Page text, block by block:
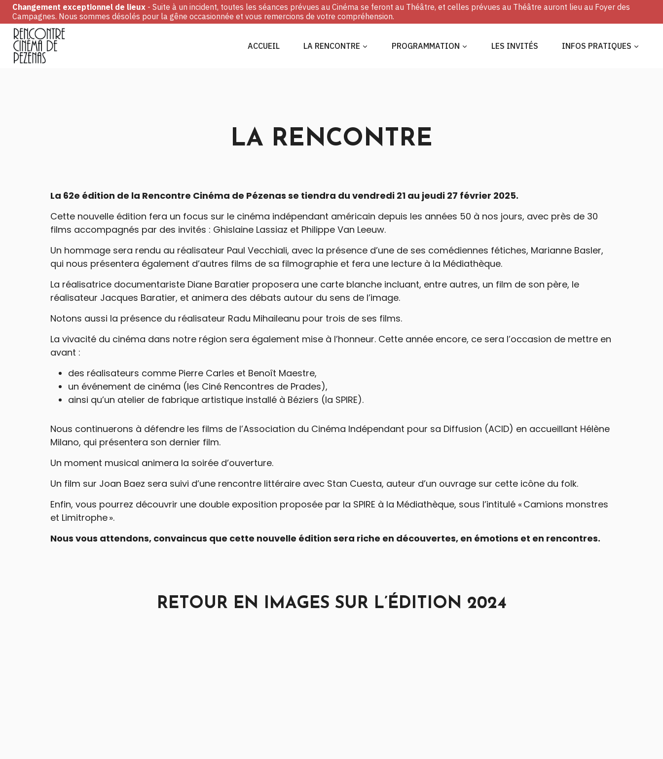
Changement exceptionnel de lieux - Suite à un incident, toutes les séances prévues au Cinéma se feront au Théâtre, et celles prévues au Théâtre auront lieu au Foyer des
Campagnes. Nous sommes désolés pour la gêne occasionnée et vous remercions de votre compréhension.
ACCUEIL LA RENCONTRE PROGRAMMATION LES INVITÉS INFOS PRATIQUES
LA RENCONTRE
La 62e édition de la Rencontre Cinéma de Pézenas se tiendra du vendredi 21 au jeudi 27 février 2025.
Cette nouvelle édition fera un focus sur le cinéma indépendant américain depuis les années 50 à nos jours, avec près de 30
films accompagnés par des invités : Ghislaine Lassiaz et Philippe Van Leeuw.
Un hommage sera rendu au réalisateur Paul Vecchiali, avec la présence d’une de ses comédiennes fétiches, Marianne Basler,
qui nous présentera également d’autres films de sa filmographie et fera une lecture à la Médiathèque.
La réalisatrice documentariste Diane Baratier proposera une carte blanche incluant, entre autres, un film de son père, le
réalisateur Jacques Baratier, et animera des débats autour du sens de l’image.
Notons aussi la présence du réalisateur Radu Mihaileanu pour trois de ses films.
La vivacité du cinéma dans notre région sera également mise à l’honneur. Cette année encore, ce sera l’occasion de mettre en
avant :
des réalisateurs comme Pierre Carles et Benoît Maestre,
un événement de cinéma (les Ciné Rencontres de Prades),
ainsi qu’un atelier de fabrique artistique installé à Béziers (la SPIRE).
Nous continuerons à défendre les films de l’Association du Cinéma Indépendant pour sa Diffusion (ACID) en accueillant Hélène
Milano, qui présentera son dernier film.
Un moment musical animera la soirée d’ouverture.
Un film sur Joan Baez sera suivi d’une rencontre littéraire avec Stan Cuesta, auteur d’un ouvrage sur cette icône du folk.
Enfin, vous pourrez découvrir une double exposition proposée par la SPIRE à la Médiathèque, sous l’intitulé « Camions monstres
et Limitrophe ».
Nous vous attendons, convaincus que cette nouvelle édition sera riche en découvertes, en émotions et en rencontres.
RETOUR EN IMAGES SUR L’ÉDITION 2024